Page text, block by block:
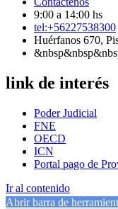
9:00 a 14:00 hs
tel:+56227538300
Huérfanos 670,
link de interés
Poder Judicial
FNE
OECD
ICN
Portal pago de
Ir al contenido
Abrir barra de